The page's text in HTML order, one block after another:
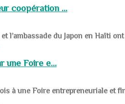
coopération ...
l’ambassade du Japon en Haïti
une Foire e...
à une Foire entrepreneuriale et